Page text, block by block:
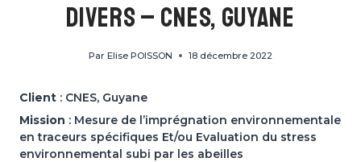
divers – CNES, Guyane
Par Elise POISSON 18 décembre 2022
Client : CNES, Guyane
Mission : Mesure de l’imprégnation environnementale
en traceurs spécifiques Et/ou Evaluation du stress
environnemental subi par les abeilles